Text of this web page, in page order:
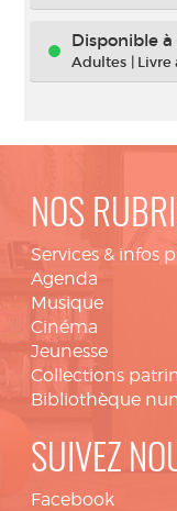
Disponible à
Adultes | Livre
NOS
Services & infos
Agenda
Musique
Cinéma
Jeunesse
Collections
Bibliothèque
SUIVEZ
Facebook